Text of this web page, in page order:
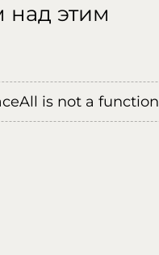
над этим
is not a function